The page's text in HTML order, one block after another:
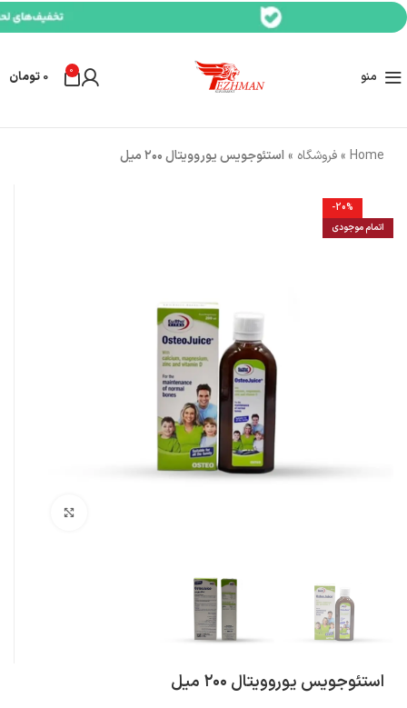
منو 0
0 تومان
Home
»فروشگاه » استئوجویس یوروویتال ۲۰۰ میل
-20%
اتمام موجودی
بزرگنمایی تصویر
استئوجویس یوروویتال ۲۰۰ میل